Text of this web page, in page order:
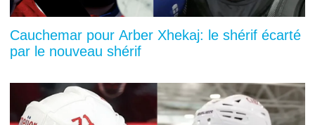
Cauchemar pour Arber Xhekaj: le shérif écarté
par le nouveau shérif